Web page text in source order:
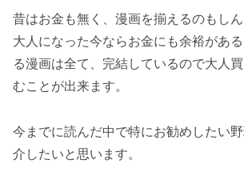
昔はお金も無く、漫画を揃えるのもしん
大人になった今ならお金にも余裕があ
る漫画は全て、完結しているので大人
むことが出来ます。
今までに読んだ中で特にお勧めしたい
介したいと思います。